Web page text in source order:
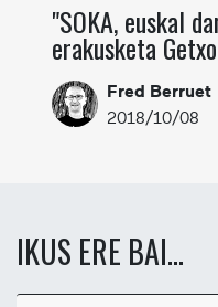
"SOKA, euskal
erakusketa
Fred Berruet
2018/10/08
IKUS ERE BAI...